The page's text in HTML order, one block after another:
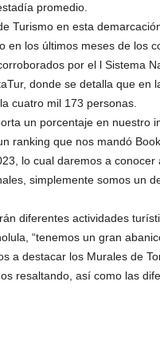
promedio.
Turismo en esta
en los últimos meses de los
por el l Sistema
donde se detalla que en
cuatro mil 173 personas.
un porcentaje en nuestro
ranking que nos mandó
lo cual daremos a
simplemente somos un
diferentes actividades
“tenemos un gran
a destacar los Murales de
resaltando, así como las